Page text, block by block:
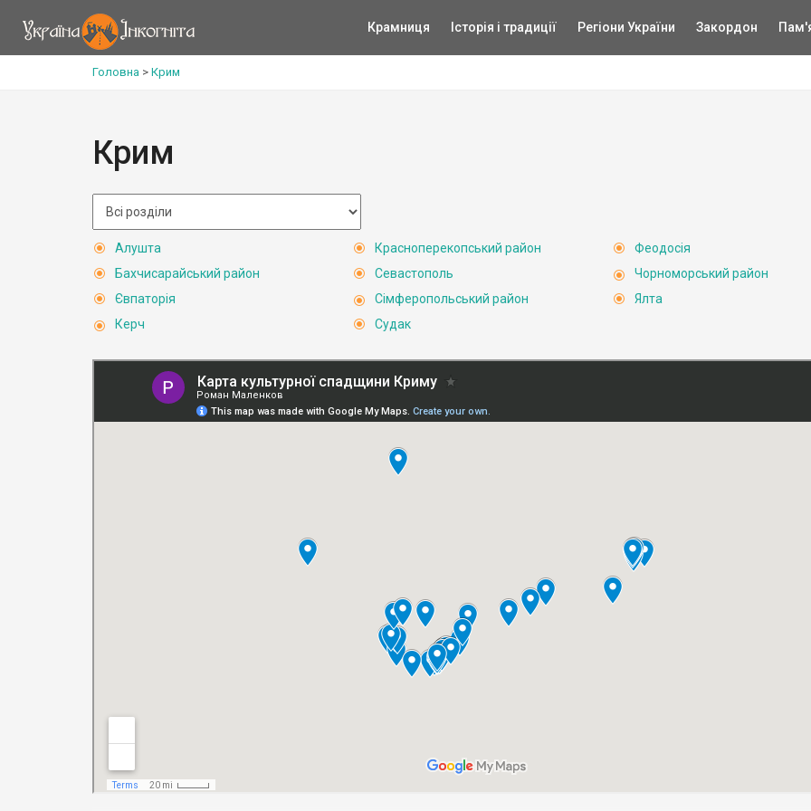
Крамниця Історія і традиції Регіони України Закордон
Головна > Крим
Крим
Алушта
Бахчисарайський район
Євпаторія
Керч
Красноперекопський район
Севастополь
Сімферопольський район
Судак
Феодосія
Чорноморський район
Ялта